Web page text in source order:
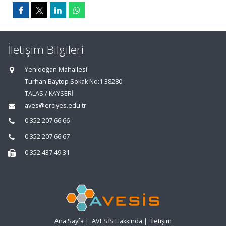
İletişim Bilgileri
Yenidoğan Mahallesi
Turhan Baytop Sokak No:1 38280
TALAS / KAYSERİ
aves@erciyes.edu.tr
0 352 207 66 66
0 352 207 66 67
0 352 437 49 31
Ana Sayfa | AVESİS Hakkında | İletişim